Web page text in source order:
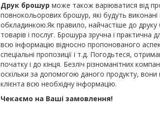
Друк брошур може також варіюватися від
повнокольорових брошур, які будуть
обкладинкою.Як правило, найчастіше до
товарів і послуг. Брошура зручна і
всю інформацію відносно пропонованого
спеціальні пропозиції і т.д. Погодьтеся,
початку і до кінця. Безліч різноманітних
оскільки за допомогою даного продукту,
клієнта всю необхідну інформацію.
Чекаємо на Ваші замовлення!